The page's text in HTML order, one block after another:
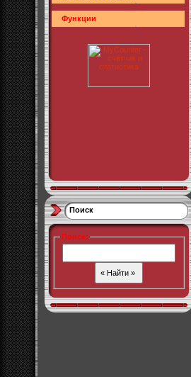
Функции
Поиск
Поиск: